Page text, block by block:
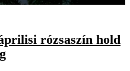
rózsaszín hold